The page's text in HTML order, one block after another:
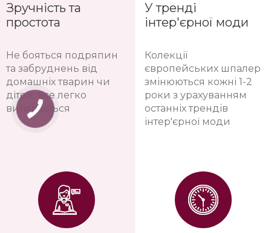
Зручність та
простота
Не бояться подряпин
та забруднень від
домашніх тварин чи
дітей, все легко
витирається
У тренді
інтер'єрної моди
Колекції
європейських шпалер
змінюються кожні 1-2
роки з урахуванням
останніх трендів
інтер'єрної моди